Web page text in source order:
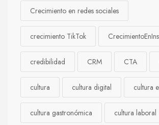
Crecimiento en redes sociales
crecimiento TikTok
credibilidad CRM CTA
cultura cultura digital cultura
cultura gastronómica cultura laboral